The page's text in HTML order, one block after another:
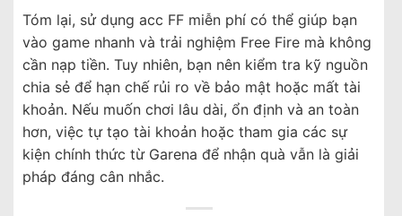
Tóm lại, sử dụng acc FF miễn phí có thể giúp bạn
vào game nhanh và trải nghiệm Free Fire mà không
cần nạp tiền. Tuy nhiên, bạn nên kiểm tra kỹ nguồn
chia sẻ để hạn chế rủi ro về bảo mật hoặc mất tài
khoản. Nếu muốn chơi lâu dài, ổn định và an toàn
hơn, việc tự tạo tài khoản hoặc tham gia các sự
kiện chính thức từ Garena để nhận quà vẫn là giải
pháp đáng cân nhắc.